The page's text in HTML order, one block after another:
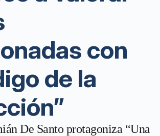
con
de la
De Santo protagoniza “Una